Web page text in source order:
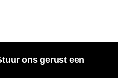
ons gerust een